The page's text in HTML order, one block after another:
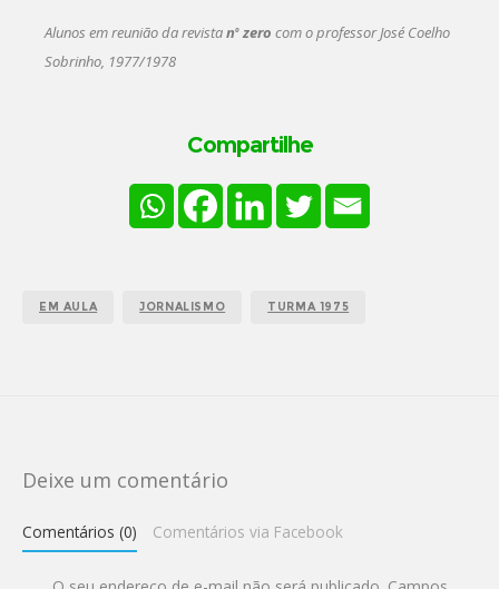
Alunos em reunião da revistano zero com o professor José Coelho
Sobrinho, 1977/1978
Compartilhe
EM AULA JORNALISMO TURMA 1975
Deixe um comentário
Comentários (0) Comentários via Facebook